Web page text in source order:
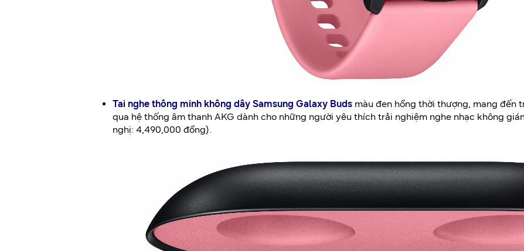
Tai nghe thông minh không dây Samsung Galaxy Buds màu đen hồng thời thượng, mang đến
qua hệ thống âm thanh AKG dành cho những người yêu thích trải nghiệm nghe nhạc không
nghị: 4,490,000 đồng).